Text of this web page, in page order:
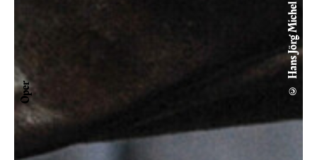
Oper © Hans Jörg Michel